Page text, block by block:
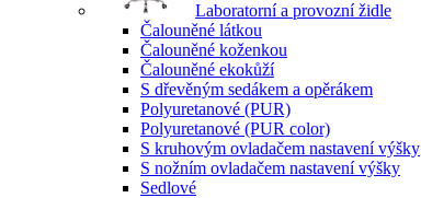
Laboratorní a provozní židle
Čalouněné látkou
Čalouněné koženkou
Čalouněné ekokůží
S dřevěným sedákem a opěrákem
Polyuretanové (PUR)
Polyuretanové (PUR color)
S kruhovým ovladačem nastavení výšky
S nožním ovladačem nastavení výšky
Sedlové